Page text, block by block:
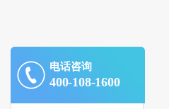
电话咨询
400-108-1600